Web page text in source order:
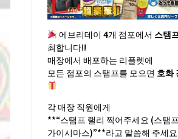
에브리데이 4개 점포에서 스탬
최합니다!!
매장에서 배포하는 리플렛에
모든 점포의 스탬프를 모으면 호화
각 매장 직원에게
**“스탬프 랠리 찍어주세요 (스탬
가이시마스)”**라고 말씀해 주세요